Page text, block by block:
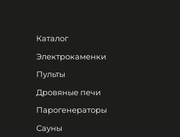
Каталог
Электрокаменки
Пульты
Дровяные печи
Парогенераторы
Сауны